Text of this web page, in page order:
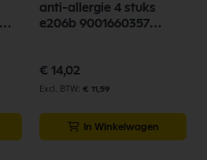
anti-allergie 4 stuks
e206b 9001660357
€ 14,02
€ 11,59
In Winkelwagen